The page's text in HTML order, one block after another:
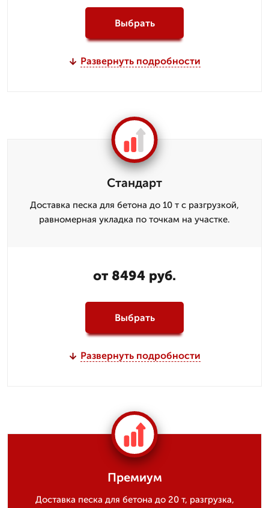
Выбрать
Развернуть подробности
Стандарт
Доставка песка для бетона до 10 т с разгрузкой,
равномерная укладка по точкам на участке.
от 8494 руб.
Выбрать
Развернуть подробности
Премиум
Доставка песка для бетона до 20 т, разгрузка,